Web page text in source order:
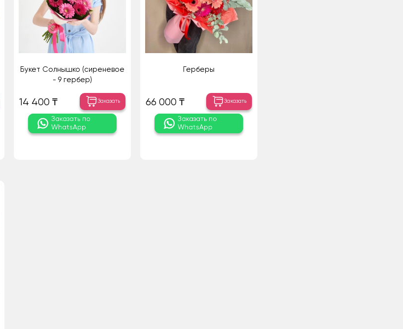
Букет Солнышко (сиреневое
- 9 гербер)
14 400 ₸ Заказать
Заказать по
WhatsApp
Герберы
66 000 ₸ Заказать
Заказать по
WhatsApp